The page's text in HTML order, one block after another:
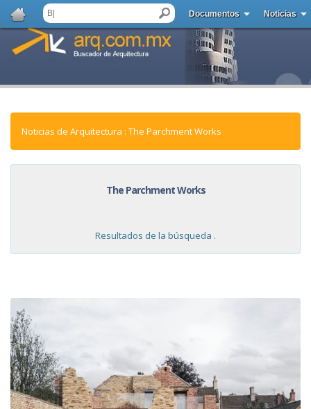
Documentos Noticias
Noticias de Arquitectura : The Parchment Works
The Parchment Works
Resultados de la búsqueda .